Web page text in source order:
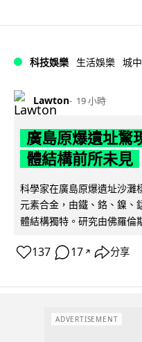
科技娛樂 生活娛樂 城
Lawton 19 小時
廣島原爆遺址驚
體結構前所未見
科學家在廣島原爆遺址沙灘
元素合金，由鐵、鉻、鎳、
體結構獨特。研究由佛羅倫
137 17 ↗ 分享
ADVERTISEMENT